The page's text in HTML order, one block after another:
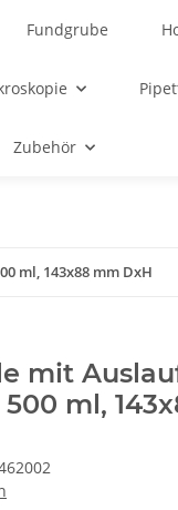
Fundgrube
Zubehör
ml, 143x88 mm DxH
mit
ml,